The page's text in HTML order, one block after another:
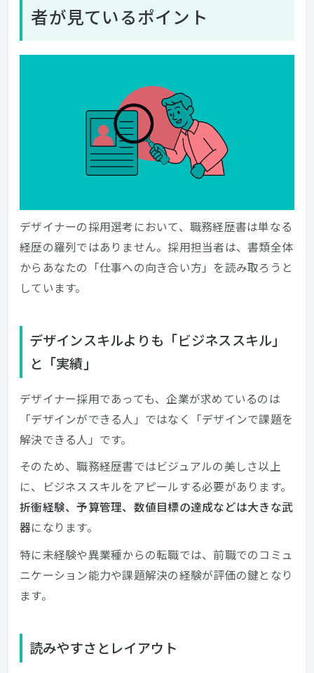
者が見ているポイント
デザイナーの採用選考において、職務経歴書は単なる
経歴の羅列ではありません。採用担当者は、書類全体
からあなたの「仕事への向き合い方」を読み取ろうと
しています。
デザインスキルよりも「ビジネススキル」
と「実績」
デザイナー採用であっても、企業が求めているのは
「デザインができる人」ではなく「デザインで課題を
解決できる人」です。
そのため、職務経歴書ではビジュアルの美しさ以上
に、ビジネススキルをアピールする必要があります。
折衝経験、予算管理、数値目標の達成などは大きな武
器になります。
特に未経験や異業種からの転職では、前職でのコミュ
ニケーション能力や課題解決の経験が評価の鍵となり
ます。
読みやすさとレイアウト